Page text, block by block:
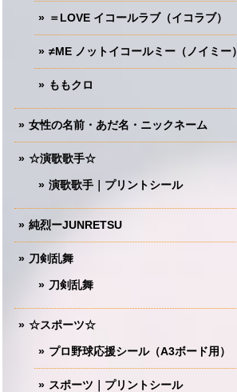
＝LOVE イコールラブ（イコラブ）
≠ME ノットイコールミー（ノイミー）
ももクロ
女性の名前・あだ名・ニックネーム
☆演歌歌手☆
演歌歌手｜プリントシール
純烈ーJUNRETSU
刀剣乱舞
刀剣乱舞
☆スポーツ☆
プロ野球応援シール（A3ボード用）
スポーツ｜プリントシール